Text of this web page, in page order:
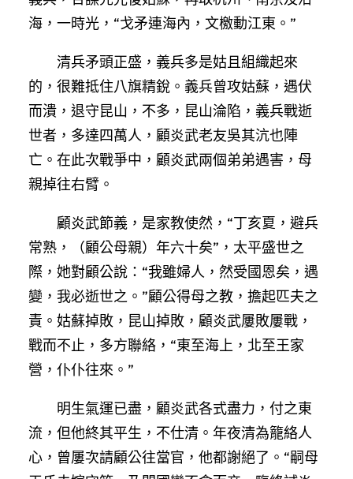
海，一時光，“戈矛連海內，文檄動江東。”
清兵矛頭正盛，義兵多是姑且組織起來
的，很難抵住八旗精銳。義兵曾攻姑蘇，遇伏
而潰，退守昆山，不多，昆山淪陷，義兵戰逝
世者，多達四萬人，顧炎武老友吳其沆也陣
亡。在此次戰爭中，顧炎武兩個弟弟遇害，母
親掉往右臂。
顧炎武節義，是家教使然，“丁亥夏，避兵
常熟，（顧公母親）年六十矣”，太平盛世之
際，她對顧公說：“我雖婦人，然受國恩矣，遇
變，我必逝世之。”顧公得母之教，擔起匹夫之
責。姑蘇掉敗，昆山掉敗，顧炎武屢敗屢戰，
戰而不止，多方聯絡，“東至海上，北至王家
營，仆仆往來。”
明生氣運已盡，顧炎武各式盡力，付之東
流，但他終其平生，不仕清。年夜清為籠絡人
心，曾屢次請顧公往當官，他都謝絕了。“嗣母